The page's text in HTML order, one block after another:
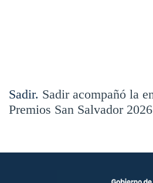
Sadir. Sadir acompañó la
Premios San Salvador 2026